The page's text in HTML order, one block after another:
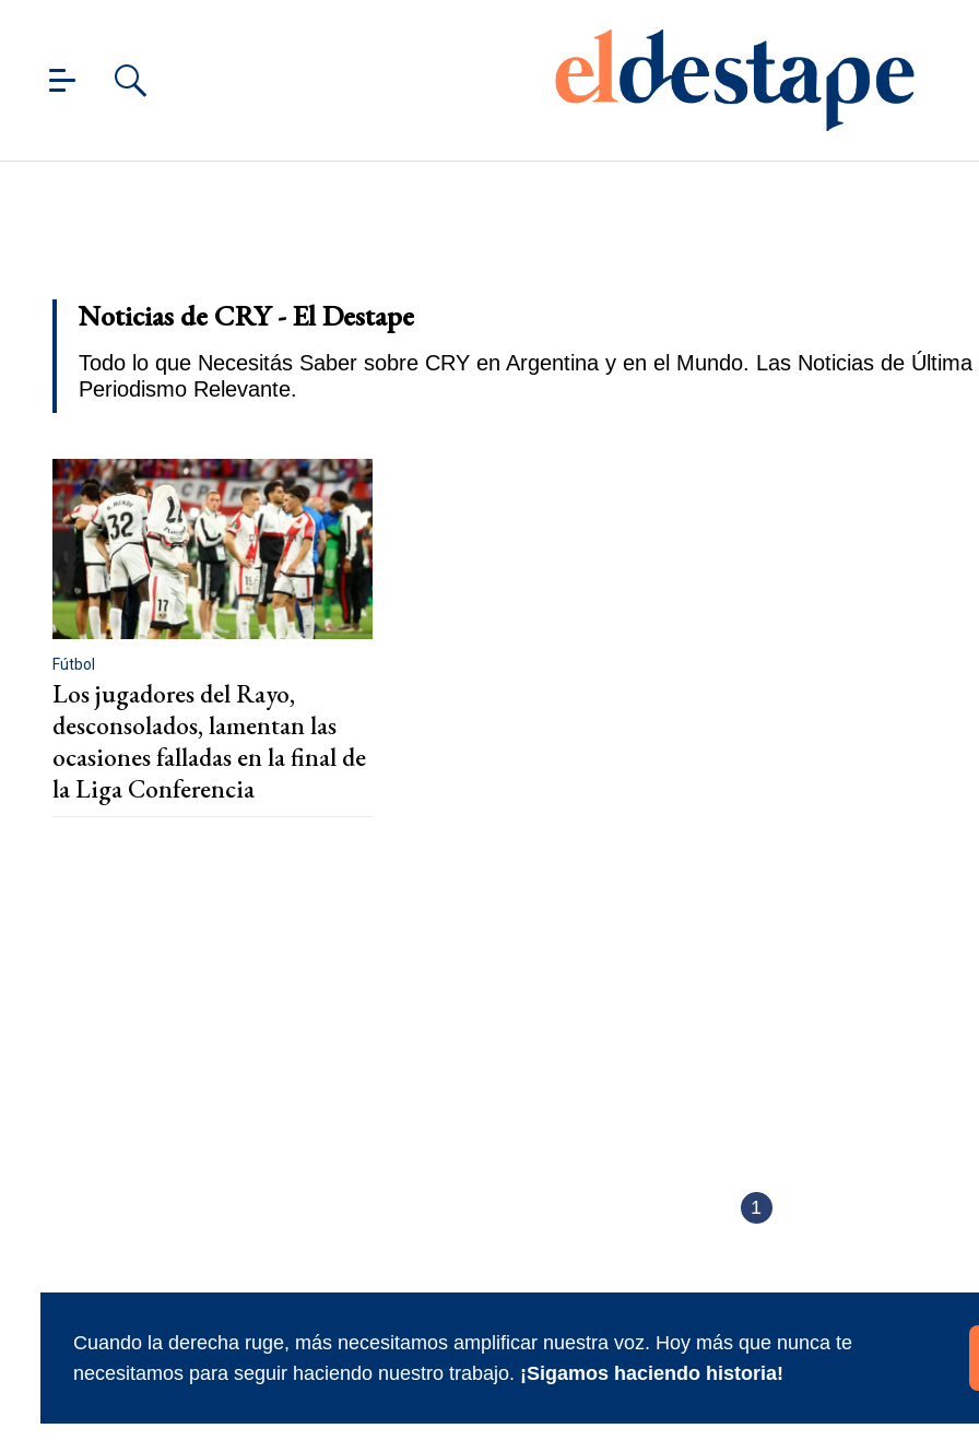
Noticias de CRY - El Destape
Todo lo que Necesitás Saber sobre CRY en Argentina y en el Mundo. Las Noticias de
Periodismo Relevante.
Fútbol
Los jugadores del Rayo,
desconsolados, lamentan las
ocasiones falladas en la final de
la Liga Conferencia
1
Cuando la derecha ruge, más necesitamos amplificar nuestra voz. Hoy más que nunca te
necesitamos para seguir haciendo nuestro trabajo. ¡Sigamos haciendo historia!